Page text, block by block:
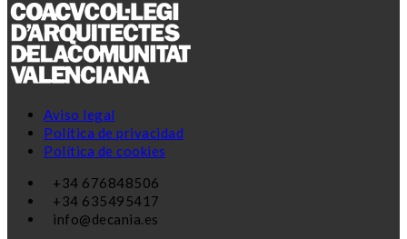
Aviso legal
Política de privacidad
Política de cookies
+34 676848506
+34 635495417
info@decania.es